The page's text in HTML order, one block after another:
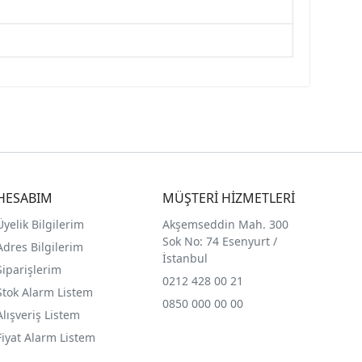
Bilgilerim
Bilgilerim
Alarm Listem
Listem
Alarm Listem
MÜŞTERİ HİZMETLERİ
Akşemseddin Mah. 300
Sok No: 74 Esenyurt /
İstanbul
0212 428 00 21
0850 000 00 00